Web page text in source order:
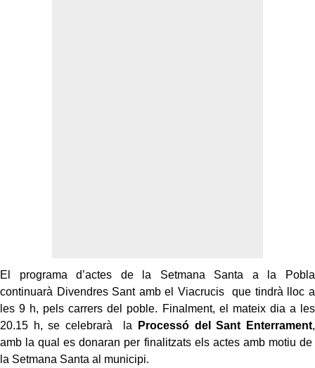
El programa d’actes de la Setmana Santa a la Pobla
continuarà Divendres Sant amb el Viacrucis que tindrà lloc a
les 9 h, pels carrers del poble. Finalment, el mateix dia a les
20.15 h, se celebrarà la
Processó del Sant Enterrament,
amb la qual es donaran per finalitzats els actes amb motiu de
la Setmana Santa al municipi.